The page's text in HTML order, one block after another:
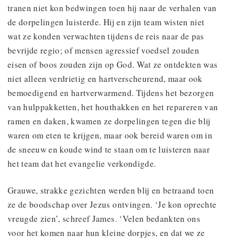
tranen niet kon bedwingen toen hij naar de verhalen van
de dorpelingen luisterde. Hij en zijn team wisten niet
wat ze konden verwachten tijdens de reis naar de pas
bevrijde regio; of mensen agressief voedsel zouden
eisen of boos zouden zijn op God. Wat ze ontdekten was
niet alleen verdrietig en hartverscheurend, maar ook
bemoedigend en hartverwarmend. Tijdens het bezorgen
van hulppakketten, het houthakken en het repareren van
ramen en daken, kwamen ze dorpelingen tegen die blij
waren om eten te krijgen, maar ook bereid waren om in
de sneeuw en koude wind te staan ​​om te luisteren naar
het team dat het evangelie verkondigde.
Grauwe, strakke gezichten werden blij en betraand toen
ze de boodschap over Jezus ontvingen. ‘Je kon oprechte
vreugde zien’, schreef James. ‘Velen bedankten ons
voor het komen naar hun kleine dorpjes, en dat we ze